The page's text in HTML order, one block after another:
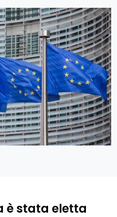
è stata eletta